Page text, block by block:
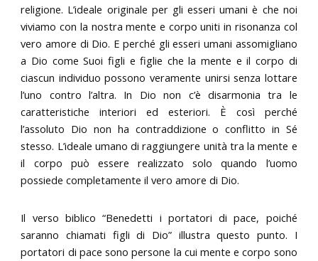
religione. L’ideale originale per gli esseri umani è che noi
viviamo con la nostra mente e corpo uniti in risonanza col
vero amore di Dio. E perché gli esseri umani assomigliano
a Dio come Suoi figli e figlie che la mente e il corpo di
ciascun individuo possono veramente unirsi senza lottare
l’uno contro l’altra. In Dio non c’è disarmonia tra le
caratteristiche interiori ed esteriori. È così perché
l’assoluto Dio non ha contraddizione o conflitto in Sé
stesso. L’ideale umano di raggiungere unità tra la mente e
il corpo può essere realizzato solo quando l’uomo
possiede completamente il vero amore di Dio.
Il verso biblico “Benedetti i portatori di pace, poiché
saranno chiamati figli di Dio” illustra questo punto. I
portatori di pace sono persone la cui mente e corpo sono